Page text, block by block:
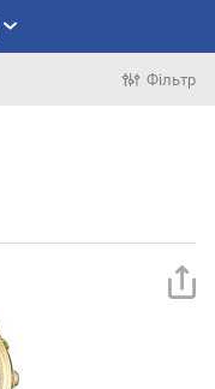
Фільтр